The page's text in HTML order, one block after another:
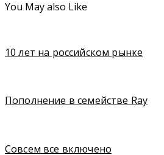
You May also Like
10 лет на российском рынке
Пополнение в семействе Ray
Совсем все включено